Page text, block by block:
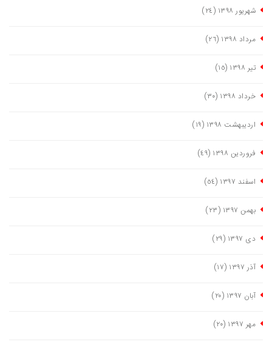
شهریور ١٣٩٨ (٢٤)
مرداد ١٣٩٨ (٢٦)
تیر ١٣٩٨ (١٥)
خرداد ١٣٩٨ (٣٠)
اردیبهشت ١٣٩٨ (١٩)
فروردین ١٣٩٨ (٤٩)
اسفند ١٣٩٧ (٥٤)
بهمن ١٣٩٧ (٢٣)
دی ١٣٩٧ (٢٩)
آذر ١٣٩٧ (١٧)
آبان ١٣٩٧ (٢٠)
مهر ١٣٩٧ (٢٠)